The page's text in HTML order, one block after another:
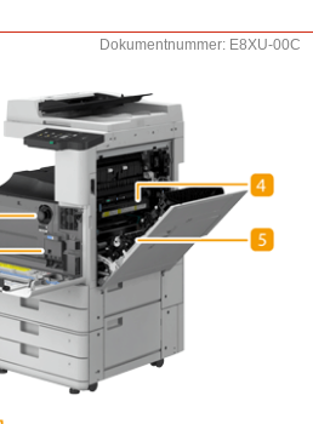
Dokumentnummer: E8XU-00C